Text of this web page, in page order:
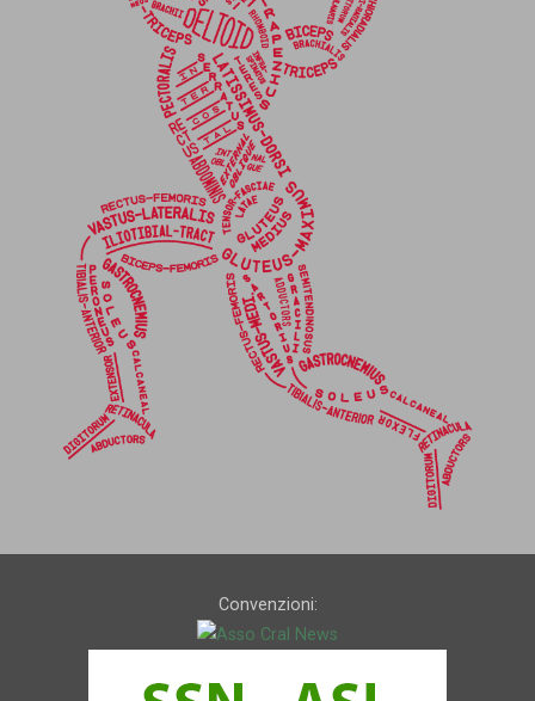
Convenzioni: